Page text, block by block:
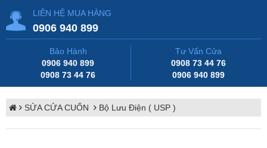
LIÊN HỆ MUA HÀNG
0906 940 899
Bảo Hành
0906 940 899
0908 73 44 76
Tư Vấn Cửa
0908 73 44 76
0906 940 899
SỬA CỬA CUỐN Bộ Lưu Điện ( USP )